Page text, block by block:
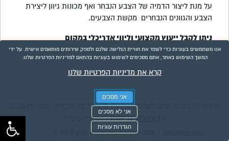
על מנת ליצור הדמיה של הצבע הנבחר ואף מכונות גיוון ליצירת
הצבע והגוונים הנבחרים מקשת הצבעים.
ניתן לקבל ייעוץ מקצועי וליווי אדריכלי במקום
הצהרת נגישות|הסדרי נגישות
© All Rights Reserved hasson 2026
אנו משתמשים בעוגיות כדי לשפר את חוויית הגלישה שלכם ולספק שירותים מותאמים אישית. על ידי
המשך השימוש באתר, אתם מסכימים לשימוש בעוגיות בהתאם למדיניות הפרטיות שלנו.
קרא את מדיניות הפרטיות שלנו
אני מסכים
אני לא מסכים
הגדרות עוגיות